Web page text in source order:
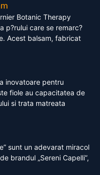
Botanic Therapy
p?rului care se remarc?
Acest balsam, fabricat
inovatoare pentru
fiole au capacitatea de
si trata matreata
sunt un adevarat miracol
brandul „Sereni Capelli”,